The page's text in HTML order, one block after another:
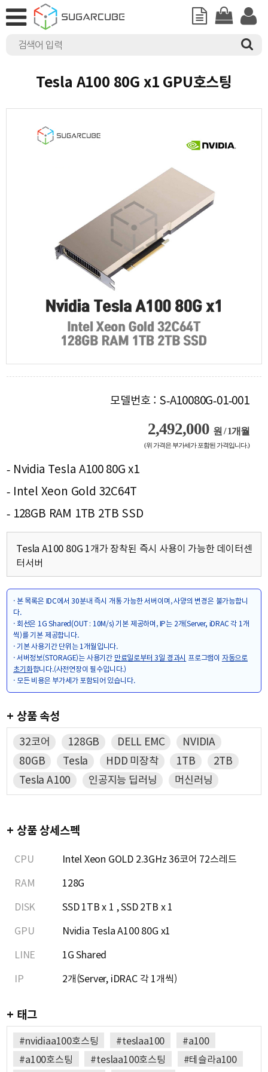
Tesla A100 80G x1 GPU호스팅
모델번호 : S-A10080G-01-001
2,492,000 원 / 1개월
(위 가격은 부가세가 포함된 가격입니다.)
- Nvidia Tesla A100 80G x1
- Intel Xeon Gold 32C64T
- 128GB RAM 1TB 2TB SSD
Tesla A100 80G 1개가 장착된 즉시 사용이 가능한 데이터센
터서버
· 본 목록은 IDC에서 30분내 즉시 개통 가능한 서버이며, 사양의 변경은 불가능합니
다.
· 회선은 1G Shared(OUT : 10M/s) 기본 제공하며, IP는 2개(Server, iDRAC 각 1개
씩)를 기본 제공합니다.
· 기본 사용기간 단위는 1개월입니다.
· 서버정보(STORAGE)는 사용기간 만료일로부터 3일 경과시 프로그램이 자동으로
초기화합니다.(사전연장이 필수입니다.)
· 모든 비용은 부가세가 포함되어 있습니다.
+ 상품 속성
32코어 128GB DELL EMC
NVIDIA
80GB
Tesla HDD 미장착 1TB
2TB
Tesla A100
인공지능 딥러닝 머신러닝
+ 상품 상세스펙
CPU Intel Xeon GOLD 2.3GHz 36코어 72스레드
RAM 128G
DISK SSD 1TB x 1 , SSD 2TB x 1
GPU Nvidia Tesla A100 80G x1
LINE 1G Shared
IP 2개(Server, iDRAC 각 1개씩)
+ 태그
#nvidiaa100호스팅 #teslaa100
#a100
#a100호스팅
#teslaa100호스팅 #테슬라a100